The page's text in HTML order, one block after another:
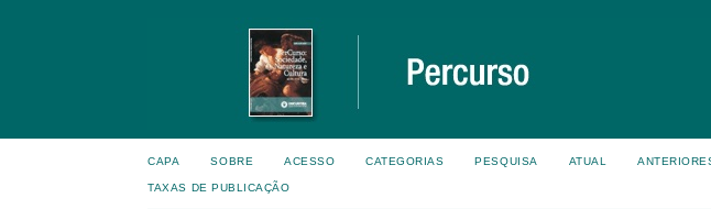
CAPA SOBRE ACESSO CATEGORIAS PESQUISA ATUAL
TAXAS DE PUBLICAÇÃO